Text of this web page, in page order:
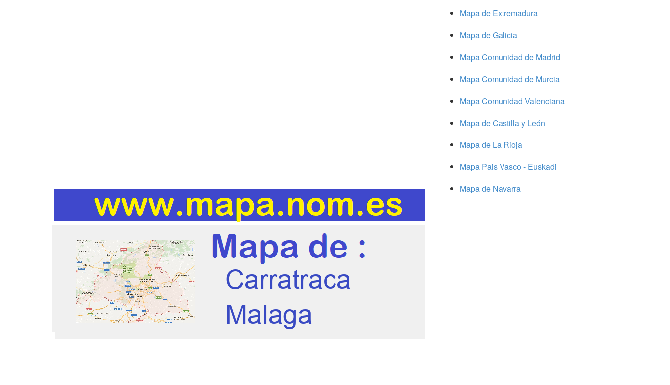
Mapa de Extremadura
Mapa de Galicia
Mapa Comunidad de Madrid
Mapa Comunidad de Murcia
Mapa Comunidad Valenciana
Mapa de Castilla y León
Mapa de La Rioja
Mapa Pais Vasco - Euskadi
Mapa de Navarra